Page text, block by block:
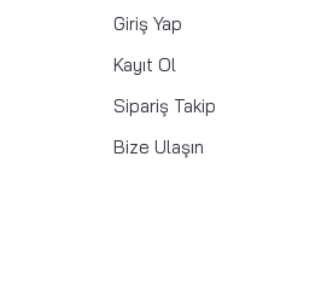
Giriş Yap
Kayıt Ol
Sipariş Takip
Bize Ulaşın